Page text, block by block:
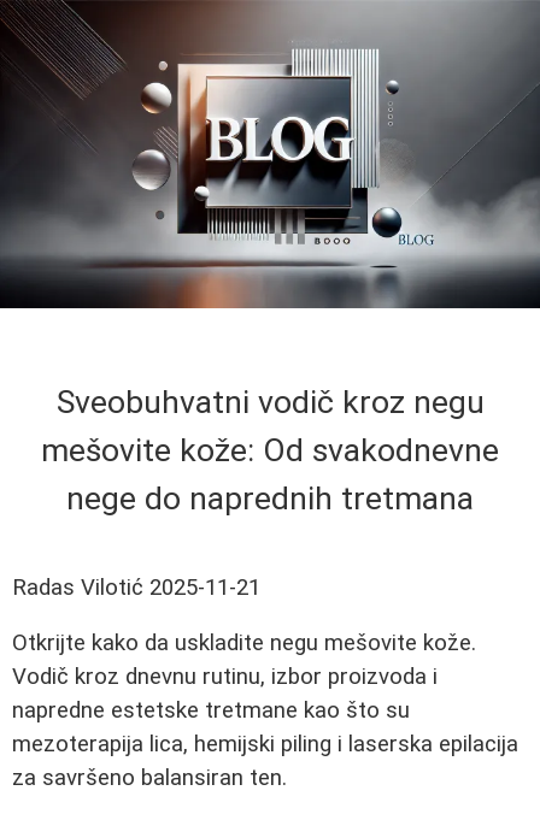
Sveobuhvatni vodič kroz negu
mešovite kože: Od svakodnevne
nege do naprednih tretmana
Radas Vilotić 2025-11-21
Otkrijte kako da uskladite negu mešovite kože.
Vodič kroz dnevnu rutinu, izbor proizvoda i
napredne estetske tretmane kao što su
mezoterapija lica, hemijski piling i laserska epilacija
za savršeno balansiran ten.